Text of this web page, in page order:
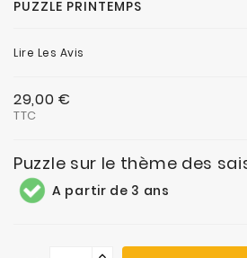
PUZZLE PRINTEMPS
Lire Les Avis
29,00 €
TTC
Puzzle sur le thème des
A partir de 3 ans